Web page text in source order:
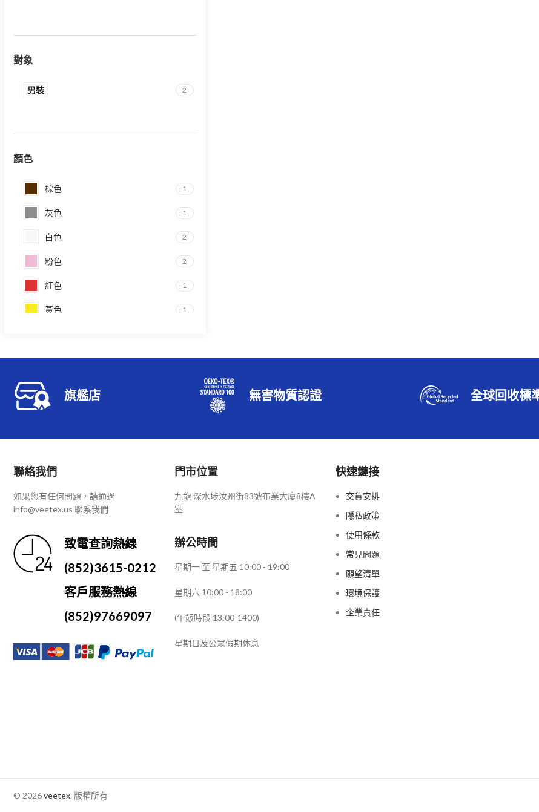
對象
男裝 2
顏色
棕色 1
灰色 1
白色 2
粉色 2
紅色 1
黃色 1
卡其 1
墨綠
棗紅 1
淺灰 1
紫色
1
1
旗艦店 無害物質認證 全球回收標
聯絡我們
如果您有任何問題，請通過
info@veetex.us 聯系我們
致電查詢熱線
(852)3615-0212
客戶服務熱線
(852)97669097
門市位置
九龍 深水埗汝州街83號布業大廈8樓A
室
辦公時間
星期一 至 星期五 10:00 - 19:00
星期六 10:00 - 18:00
(午飯時段 13:00-1400)
星期日及公眾假期休息
快速鏈接
交貨安排
隱私政策
使用條款
常見問題
願望清單
環境保護
企業責任
© 2026veetex. 版權所有